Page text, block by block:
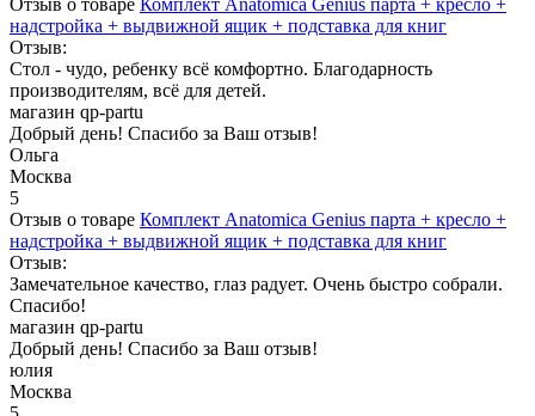
надстройка + выдвижной ящик + подставка для книг
Отзыв:
Стол - чудо, ребенку всё комфортно. Благодарность
производителям, всё для детей.
магазин qp-partu
Добрый день! Спасибо за Ваш отзыв!
Ольга
Москва
5
Отзыв о товаре Комплект Anatomica Genius парта + кресло +
надстройка + выдвижной ящик + подставка для книг
Отзыв:
Замечательное качество, глаз радует. Очень быстро собрали.
Спасибо!
магазин qp-partu
Добрый день! Спасибо за Ваш отзыв!
юлия
Москва